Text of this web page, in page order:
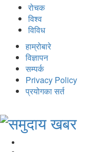
रोचक
विश्व
विविध
हाम्रोबारे
विज्ञापन
सम्पर्क
Privacy Policy
प्रयोगका सर्त